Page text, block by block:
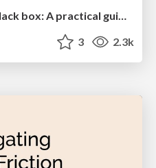
Taking LLMs out of the black box: A practical guide to human-in-the-loop distillation
3 2.3k